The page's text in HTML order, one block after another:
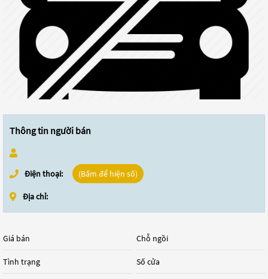
Thông tin người bán
Điện thoại: (Bấm để hiện số)
Địa chỉ:
Giá bán
Tình trạng
Chỗ ngồi
Số cửa